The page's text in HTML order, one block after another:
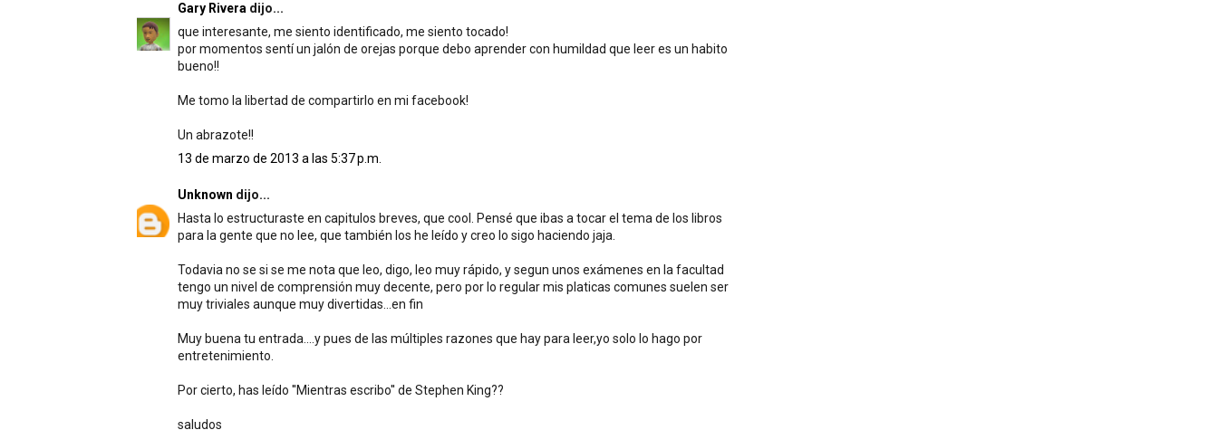
Gary Rivera dijo...
que interesante, me siento identificado, me siento tocado!
por momentos sentí un jalón de orejas porque debo aprender con humildad que leer es un habito
bueno!!
Me tomo la libertad de compartirlo en mi facebook!
Un abrazote!!
13 de marzo de 2013 a las 5:37 p.m.
Unknown dijo...
Hasta lo estructuraste en capitulos breves, que cool. Pensé que ibas a tocar el tema de los libros
para la gente que no lee, que también los he leído y creo lo sigo haciendo jaja.
Todavia no se si se me nota que leo, digo, leo muy rápido, y segun unos exámenes en la facultad
tengo un nivel de comprensión muy decente, pero por lo regular mis platicas comunes suelen ser
muy triviales aunque muy divertidas...en fin
Muy buena tu entrada....y pues de las múltiples razones que hay para leer,yo solo lo hago por
entretenimiento.
Por cierto, has leído ''Mientras escribo'' de Stephen King??
saludos